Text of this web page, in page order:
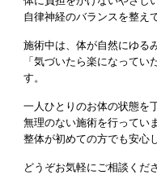
自律神経のバランスを整え
施術中は、体が自然にゆる
「気づいたら楽になってい
す。
一人ひとりのお体の状態を
無理のない施術を行ってい
整体が初めての方でも安心
どうぞお気軽にご相談くだ